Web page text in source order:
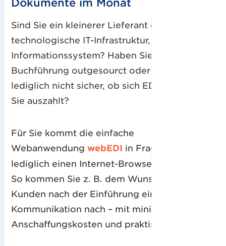
Sind Sie ein kleinerer Lieferant ohne
technologische IT-Infrastruktur, ohne eigenes
Informationssystem? Haben Sie Ihre
Buchführung outgesourct oder sind Sie sich
lediglich nicht sicher, ob sich EDI wirklich für
Sie auszahlt?
Für Sie kommt die einfache
Webanwendung webEDI in Frage, für die Sie
lediglich einen Internet-Browser benötigen.
So kommen Sie z. B. dem Wunsch Ihres
Kunden nach der Einführung einer EDI-
Kommunikation nach – mit minimalen
Anschaffungskosten und praktisch sofort.